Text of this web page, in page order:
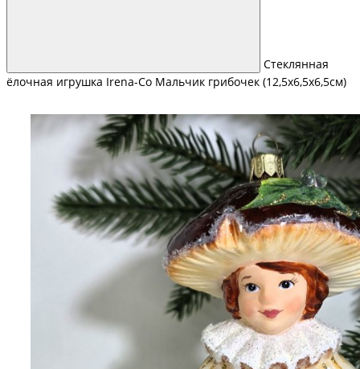
Стеклянная
ёлочная игрушка Irena-Co Мальчик грибочек (12,5х6,5х6,5см)